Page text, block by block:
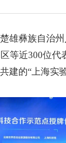
雄彝族自治
等近300位代
建的“上海实